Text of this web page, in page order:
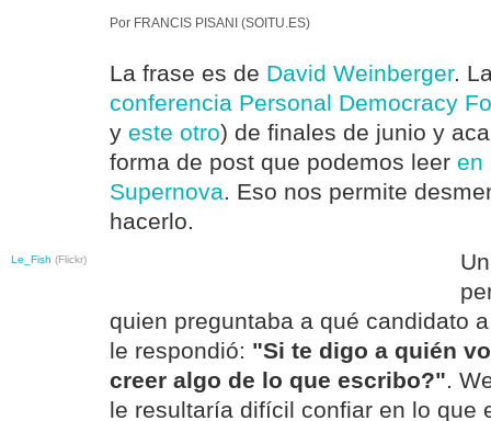
Por FRANCIS PISANI (SOITU.ES)
La frase es de David Weinberger.
conferencia Personal Democracy
y este otro) de finales de junio y
forma de post que podemos leer en
Supernova. Eso nos permite
hacerlo.
Le_Fish (Flickr)
quien preguntaba a qué candidato
le respondió: "Si te digo a quién
creer algo de lo que escribo?".
le resultaría difícil confiar en lo que